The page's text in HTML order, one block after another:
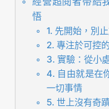
悟
1. 先開始，別
2. 專注於可控
3. 實驗：從小
4. 自由就是在
一切事情
5. 世上沒有奇